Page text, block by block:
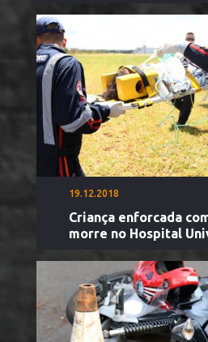
19.12.2018
Criança enforcada
morre no Hospital